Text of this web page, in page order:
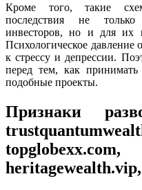
Кроме того, такие
последствия не
инвесторов, но и для их
Психологическое давление
к стрессу и депрессии.
перед тем, как
подобные проекты.
Признаки
topglobexx.com,